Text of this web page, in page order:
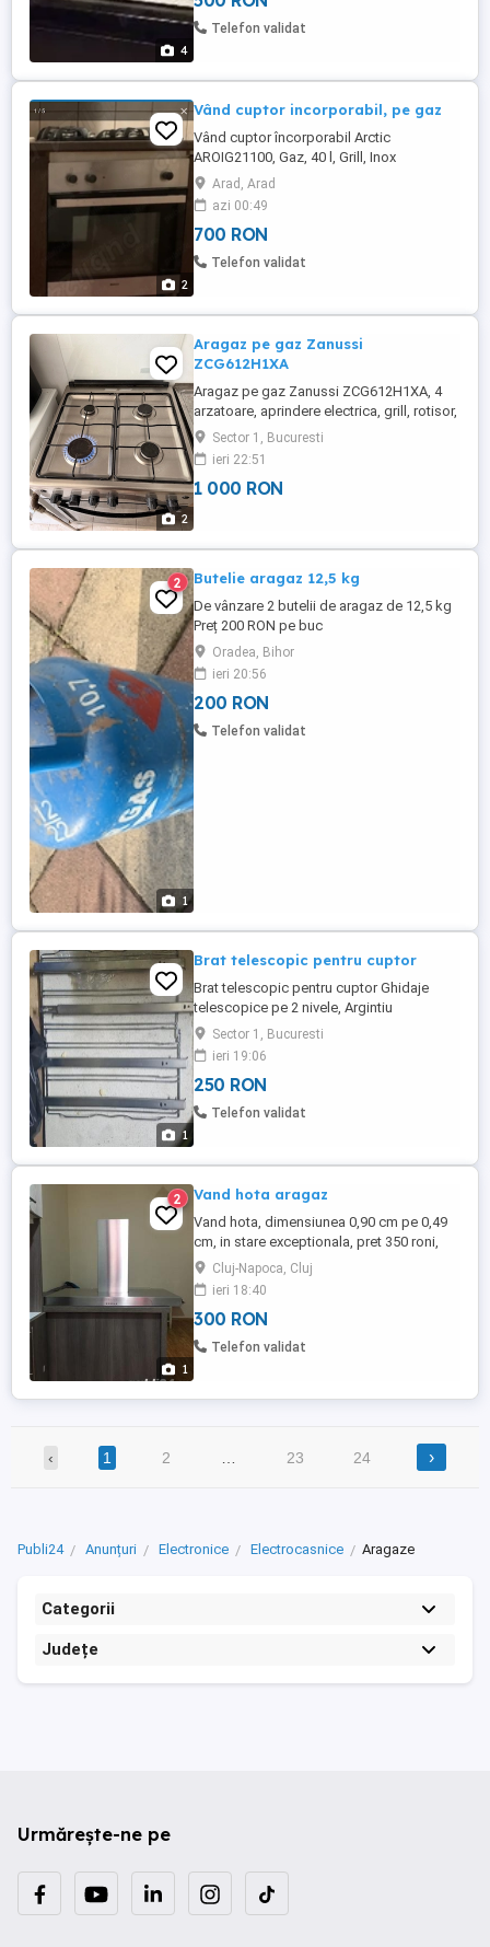
4
Telefon validat
2
Vând cuptor incorporabil, pe gaz
Vând cuptor încorporabil Arctic
AROIG21100, Gaz, 40 l, Grill, Inox
Arad, Arad
azi 00:49
700 RON
Telefon validat
2
Aragaz pe gaz Zanussi
ZCG612H1XA
Aragaz pe gaz Zanussi ZCG612H1XA, 4
arzatoare, aprindere electrica, grill, rotisor,
functie Pizza, latime 60 cm, inox Clasa A
Greutate 39 Kg
Sector 1, Bucuresti
ieri 22:51
1 000 RON
1
2 Butelie aragaz 12,5 kg
De vânzare 2 butelii de aragaz de 12,5 kg
Preț 200 RON pe buc
Oradea, Bihor
ieri 20:56
200 RON
Telefon validat
1
Brat telescopic pentru cuptor
Brat telescopic pentru cuptor Ghidaje
telescopice pe 2 nivele, Argintiu
Ghidaj/Sina telescopica cuptor -
stânga/dreapta DESCRIERE Sunt noi si
foarte utile pentru a scoate tava din cuptor
fara sa mai fi nevoit sa te feresti de
temperatura ridicata din cuptor
Sector 1, Bucuresti
ieri 19:06
250 RON
Telefon validat
1
2 Vand hota aragaz
Vand hota, dimensiunea 0,90 cm pe 0,49
cm, in stare exceptionala, pret 350 roni,
detali la tel
Cluj-Napoca, Cluj
ieri 18:40
300 RON
Telefon validat
‹ 1 2 23 24 ›
Publi24 Anunțuri Electronice Electrocasnice Aragaze
Categorii
Județe
Urmărește-ne pe